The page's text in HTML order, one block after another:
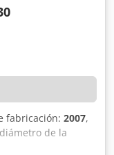
fabricación: 2007,
de la